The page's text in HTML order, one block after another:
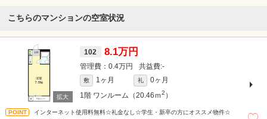
こちらのマンションの空室状況
102 8.1万円
0.4万円 -
敷 1ヶ月 礼
0ヶ月
1階 ワンルーム（20.46ｍ2 ）
インターネット使用料無料☆礼金なし☆学生・新卒の方にオススメ物件☆